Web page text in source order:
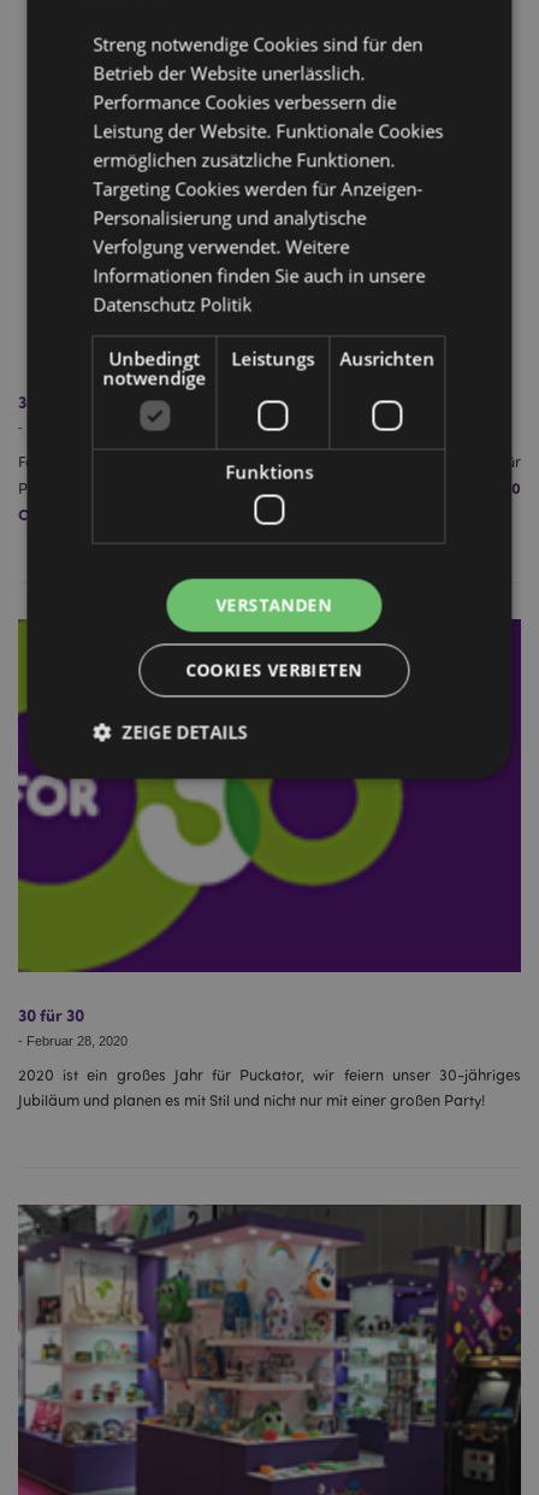
30 für 30: Schulrehabilitation in Mosambik
-
Falls Sie es noch nicht gehört haben, 2020 ist ein großes Jahr für
Puckator. Wir feiern unser 30-jähriges Jubiläum und haben
die 30 für 30
Charity Challenge
ins Leben gerufen!
30 für 30
- Februar 28, 2020
2020 ist ein großes Jahr für Puckator, wir feiern unser 30-jähriges
Jubiläum und planen es mit Stil und nicht nur mit einer großen Party!
Streng notwendige Cookies sind für den
Betrieb der Website unerlässlich.
Performance Cookies verbessern die
Leistung der Website. Funktionale Cookies
ermöglichen zusätzliche Funktionen.
Targeting Cookies werden für Anzeigen-
Personalisierung und analytische
Verfolgung verwendet. Weitere
Informationen finden Sie auch in unsere
Datenschutz Politik
Unbedingt
notwendige
Leistungs Ausrichten
Funktions
VERSTANDEN
COOKIES VERBIETEN
ZEIGE DETAILS
Unbedingt notwendige
Leistungs
Ausrichten
Streng-notwendige-Cookies ermöglichen
Kernfunktionen der Website wie die
Benutzeranmeldung und die Kontoverwaltung.
Ohne unbedingt notwendige cookies kann die
CookieScriptConsent
CookieScript
.puckator.de
1
mage-cache-storage-section-
invalidation
Adobe Inc.
www.puckator.de
1
PHPSESSID
PHP.net
.www.puckator.de
1
Datenschutzbestimmungen von Google